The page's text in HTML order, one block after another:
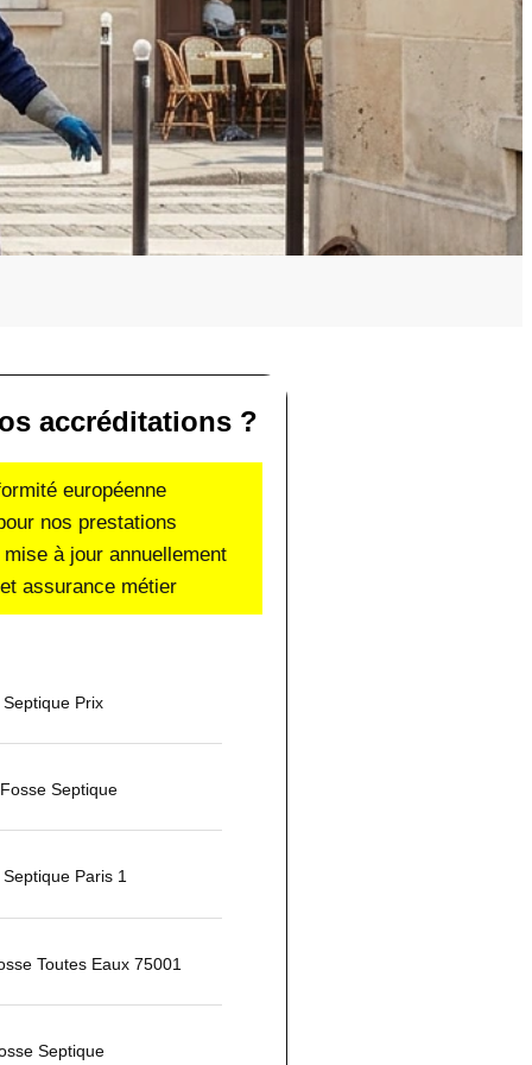
accréditations ?
européenne
nos prestations
à jour annuellement
assurance métier
Prix
Septique
Paris 1
Toutes Eaux 75001
Septique